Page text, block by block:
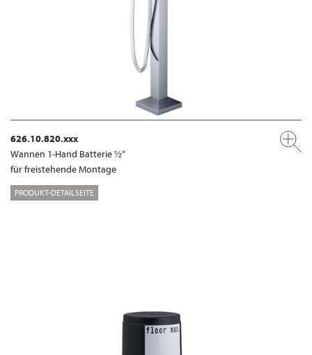
626.10.820.xxx
Wannen 1-Hand Batterie ½“
für freistehende Montage
PRODUKT-DETAILSEITE